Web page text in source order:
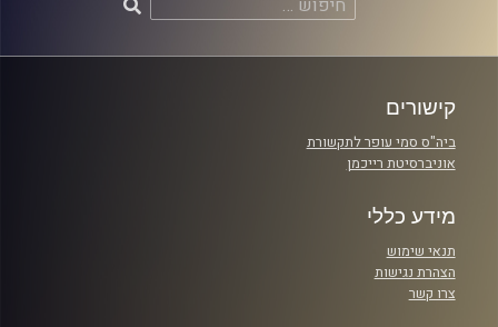
חיפוש:
קישורים
ביה"ס סמי עופר לתקשורת
אוניברסיטת רייכמן
מידע כללי
תנאי שימוש
הצהרת נגישות
צרו קשר